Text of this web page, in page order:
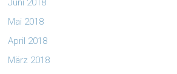
Juni 2018
Mai 2018
April 2018
März 2018